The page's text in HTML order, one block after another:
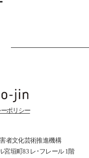
ポリシー
者文化芸術推進機構
宮垣町83 レ･フレール 1階